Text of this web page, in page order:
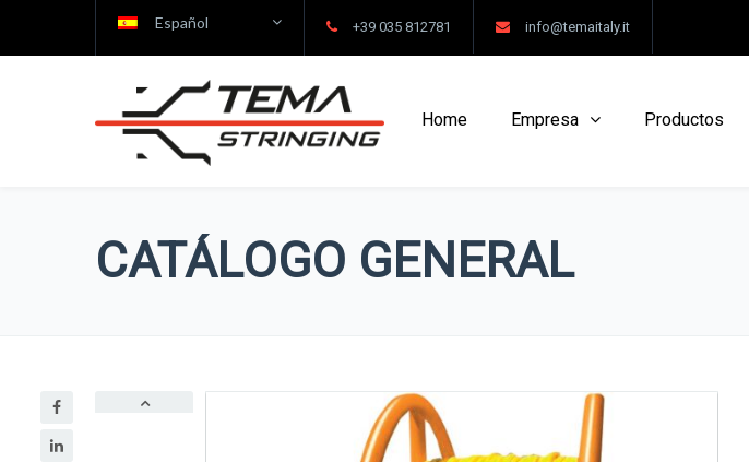
Español +39 035 812781 info@temaitaly.it
Home Empresa Productos
CATÁLOGO GENERAL